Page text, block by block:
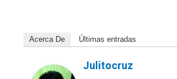
Acerca De Últimas entradas
Julitocruz